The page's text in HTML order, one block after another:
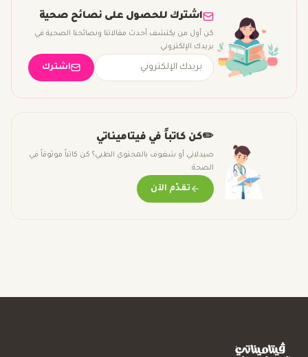
اشترك للحصول على نصائح صحية
كن أول من يكتشف أحدث مقالاتنا ونصائحنا الصحية في
بريدك الإلكتروني
اشترك
✏️كن كاتباً في فيتاميناتي
صيدلاني أو شغوف بالمحتوى الطبي؟ كن كاتباً موثوقاً في
الصحة
تقدّم الآن